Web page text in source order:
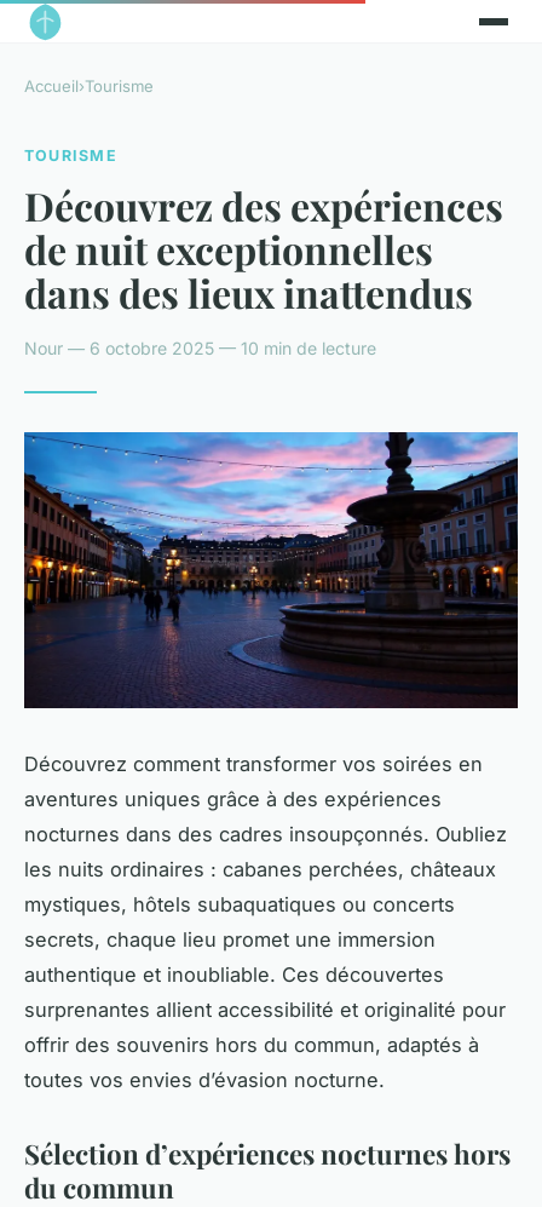
Accueil›Tourisme
TOURISME
Découvrez des expériences
de nuit exceptionnelles
dans des lieux inattendus
Nour — 6 octobre 2025 — 10 min de lecture
Découvrez comment transformer vos soirées en
aventures uniques grâce à des expériences
nocturnes dans des cadres insoupçonnés. Oubliez
les nuits ordinaires : cabanes perchées, châteaux
mystiques, hôtels subaquatiques ou concerts
secrets, chaque lieu promet une immersion
authentique et inoubliable. Ces découvertes
surprenantes allient accessibilité et originalité pour
offrir des souvenirs hors du commun, adaptés à
toutes vos envies d’évasion nocturne.
Sélection d’expériences nocturnes hors
du commun